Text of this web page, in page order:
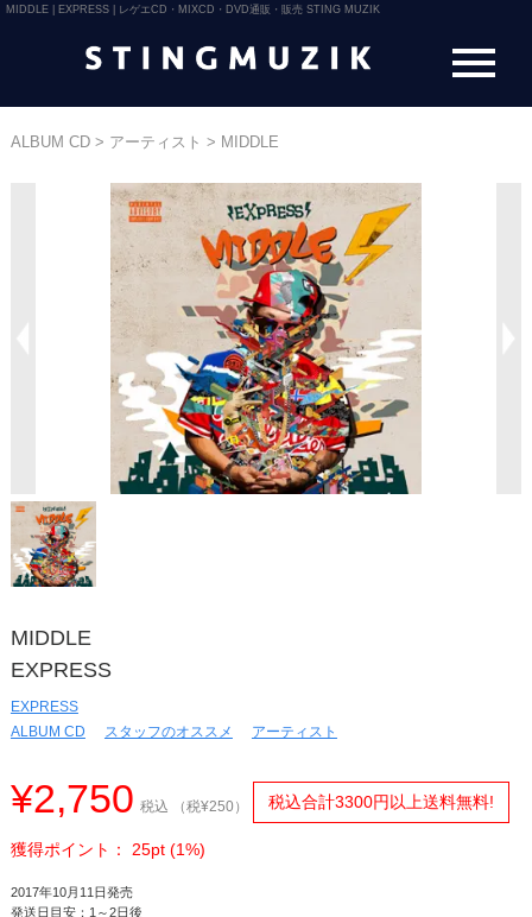
MIDDLE | EXPRESS | レゲエCD・MIXCD・DVD通販・販売 STING MUZIK
ALBUM CD> アーティスト > MIDDLE
MIDDLE
EXPRESS
EXPRESS
ALBUM CD
スタッフのオススメ アーティスト
¥2,750 税込 （税¥250） 税込合計3300円以上送料無料!
獲得ポイント： 25pt (1%)
2017年10月11日発売
発送日目安：1～2日後